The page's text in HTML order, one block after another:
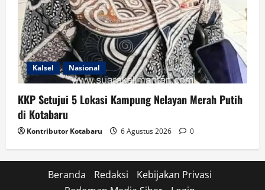
Kalsel Nasional
KKP Setujui 5 Lokasi Kampung Nelayan Merah Putih
di Kotabaru
Kontributor Kotabaru 6 Agustus 2026 0
Beranda Redaksi
Kebijakan Privasi